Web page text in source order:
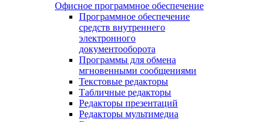
Офисное программное обеспечение
Программное обеспечение
средств внутреннего
электронного
документооборота
Программы для обмена
мгновенными сообщениями
Текстовые редакторы
Табличные редакторы
Редакторы презентаций
Редакторы мультимедиа